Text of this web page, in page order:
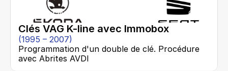
02:19
Débutant
Clés VAG K-line avec Immobox
(1995 – 2007)
Programmation d'un double de clé. Procédure
avec Abrites AVDI